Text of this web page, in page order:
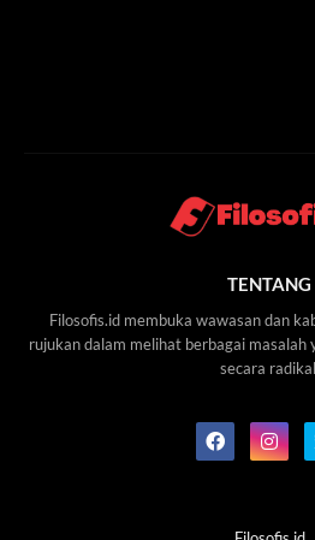
TENTANG
Filosofis.id membuka wawasan dan
rujukan dalam melihat berbagai masalah
secara